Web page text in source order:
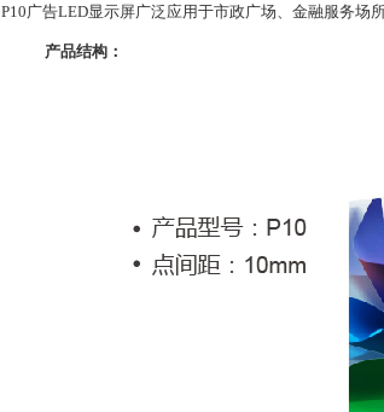
P10广告LED显示屏广泛应用于市政广场、金融服务场
产品结构：